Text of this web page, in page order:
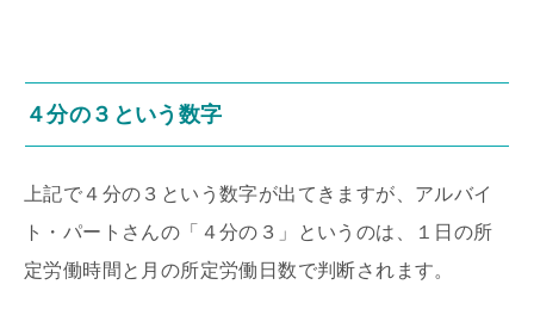
４分の３という数字
上記で４分の３という数字が出てきますが、アルバイ
ト・パートさんの「４分の３」というのは、１日の所
定労働時間と月の所定労働日数で判断されます。